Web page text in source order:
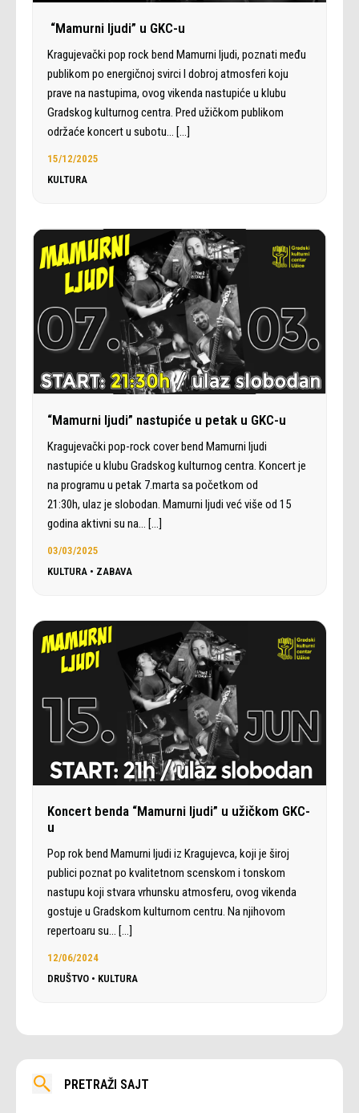
“Mamurni ljudi” u GKC-u
Kragujevački pop rock bend Mamurni ljudi, poznati među
publikom po energičnoj svirci I dobroj atmosferi koju
prave na nastupima, ovog vikenda nastupiće u klubu
Gradskog kulturnog centra. Pred užičkom publikom
održaće koncert u subotu… […]
15/12/2025
KULTURA
“Mamurni ljudi” nastupiće u petak u GKC-u
Kragujevački pop-rock cover bend Mamurni ljudi
nastupiće u klubu Gradskog kulturnog centra. Koncert je
na programu u petak 7.marta sa početkom od
21:30h, ulaz je slobodan. Mamurni ljudi već više od 15
godina aktivni su na…
[…]
03/03/2025
KULTURA • ZABAVA
Koncert benda “Mamurni ljudi” u užičkom GKC-
u
Pop rok bend Mamurni ljudi iz Kragujevca, koji je široj
publici poznat po kvalitetnom scenskom i tonskom
nastupu koji stvara vrhunsku atmosferu, ovog vikenda
gostuje u Gradskom kulturnom centru. Na njihovom
repertoaru su… […]
12/06/2024
DRUŠTVO • KULTURA
PRETRAŽI SAJT